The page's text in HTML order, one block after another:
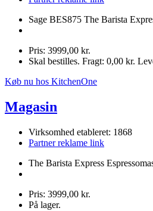
Sage BES875 The Barista
Pris: 3999,00 kr.
Skal bestilles. Fragt: 0,00 kr.
Køb nu hos KitchenOne
Magasin
Virksomhed etableret: 1868
Partner reklame link
The Barista Express
Pris: 3999,00 kr.
På lager.